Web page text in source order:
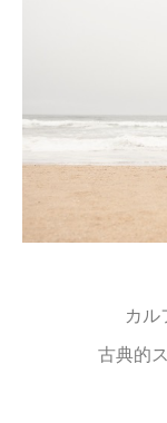
カル
古典的